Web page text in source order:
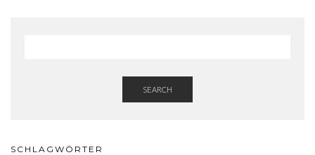
SEARCH
SCHLAGWÖRTER